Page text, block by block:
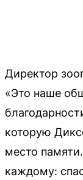
Директор
«Это наше
которую
место
каждому: